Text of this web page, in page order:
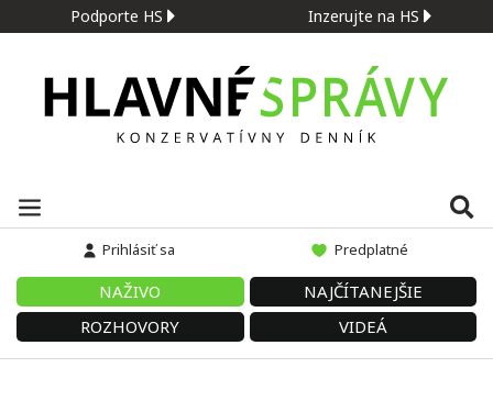
Podporte HS Inzerujte na HS
Prihlásiť sa Predplatné
NAŽIVO
NAJČÍTANEJŠIE
ROZHOVORY
VIDEÁ